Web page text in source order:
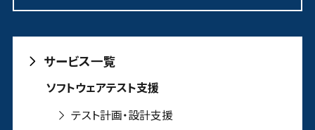
サービス一覧
ソフトウェアテスト支援
テスト計画・設計支援